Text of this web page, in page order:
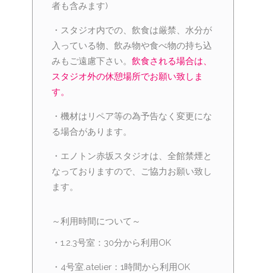
者も含みます)
・スタジオ内での、飲食は厳禁、水分が
入っている物、飲み物や食べ物の持ち込
みもご遠慮下さい。 飲食される場合は、
スタジオ外の休憩場所でお願い致しま
す。
・機材はリペア等の為予告なく変更にな
る場合があります。
・エノトン赤坂スタジオは、全館禁煙と
なっておりますので、ご協力お願い致し
ます。
～利用時間について～
・1.2.3号室：30分から利用OK
・4号室.atelier：1時間から利用OK